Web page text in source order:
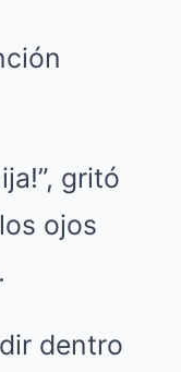
gritó
ojos
dentro